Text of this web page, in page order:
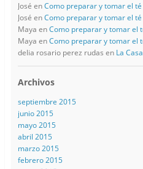
José enComo preparar y tomar el
José enComo preparar y tomar el
Maya enComo preparar y tomar el
Maya enComo preparar y tomar el
delia rosario perez rudas en La
Archivos
septiembre 2015
junio 2015
mayo 2015
abril 2015
marzo 2015
febrero 2015